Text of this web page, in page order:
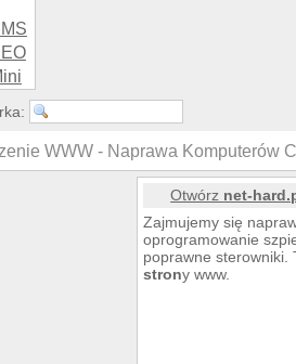
WWW - Naprawa Komputerów
Otwórz net-
Zajmujemy się
oprogramowanie
poprawne sterowniki.
strony www.